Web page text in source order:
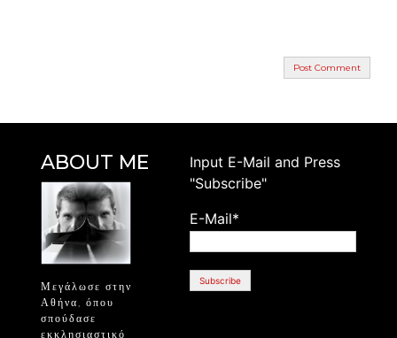
ABOUT ME
Μεγάλωσε στην
Αθήνα, όπου
σπούδασε
εκκλησιαστικό
Ιnput E-Mail and Press
"Subscribe"
E-Mail*